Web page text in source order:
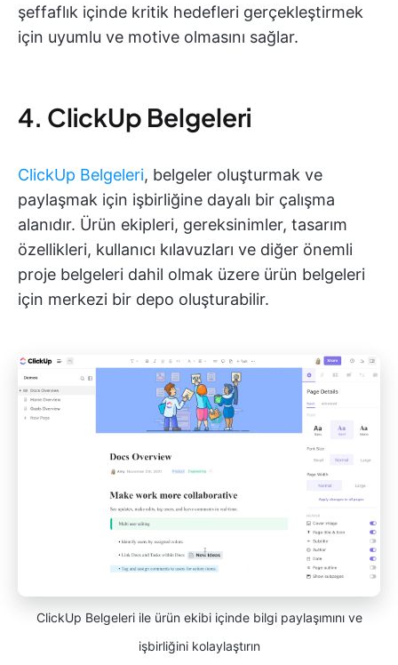
şeffaflık içinde kritik hedefleri gerçekleştirmek
için uyumlu ve motive olmasını sağlar.
4. ClickUp Belgeleri
ClickUp Belgeleri, belgeler oluşturmak ve
paylaşmak için işbirliğine dayalı bir çalışma
alanıdır. Ürün ekipleri, gereksinimler, tasarım
özellikleri, kullanıcı kılavuzları ve diğer önemli
proje belgeleri dahil olmak üzere ürün belgeleri
için merkezi bir depo oluşturabilir.
ClickUp Belgeleri ile ürün ekibi içinde bilgi paylaşımını ve
işbirliğini kolaylaştırın